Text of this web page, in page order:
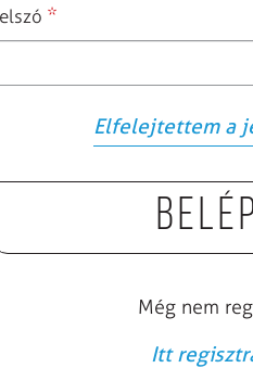
*
Elfelejtettem a
Még nem
Itt